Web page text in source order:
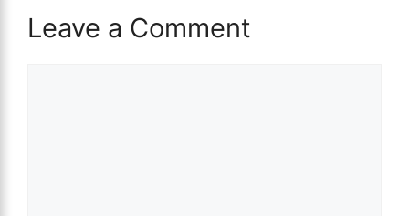
Leave a Comment